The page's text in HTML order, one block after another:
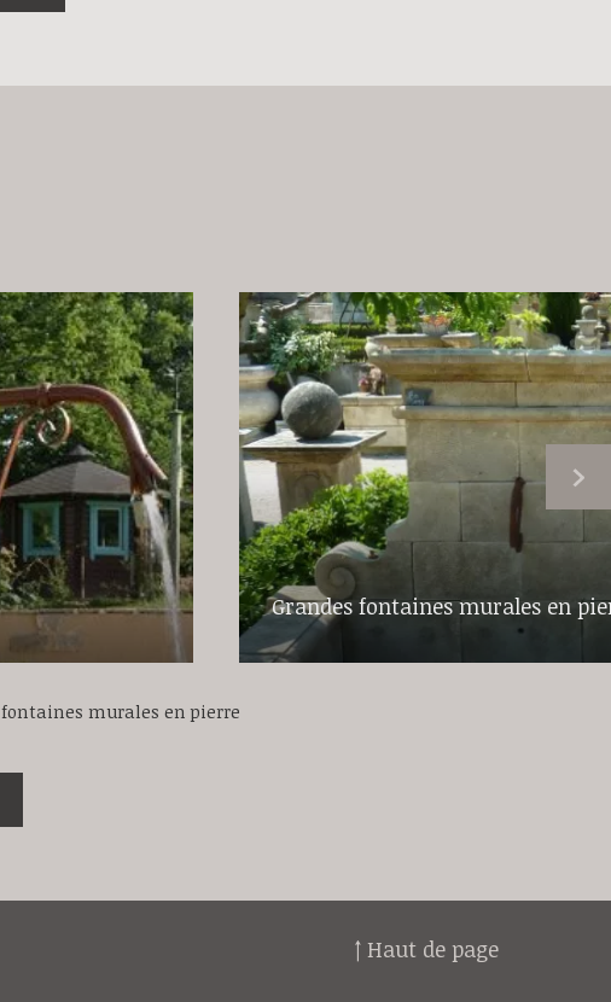
Grandes fontaines murales en
murales en pierre
↑ Haut de page